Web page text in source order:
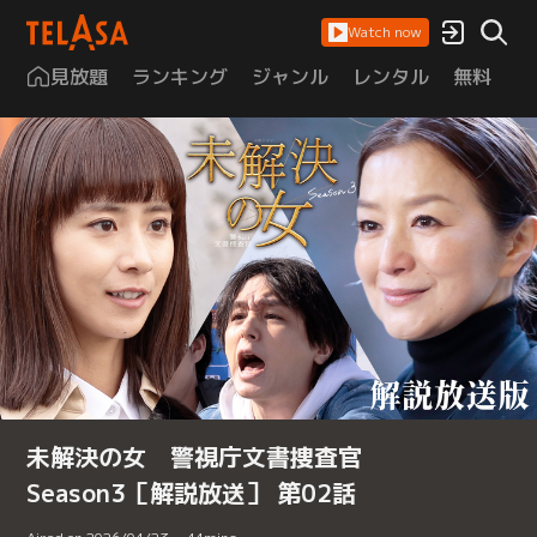
Watch now
見放題 ランキング ジャンル レンタル 無料
未解決の女 警視庁文書捜査官
Season3［解説放送］ 第02話